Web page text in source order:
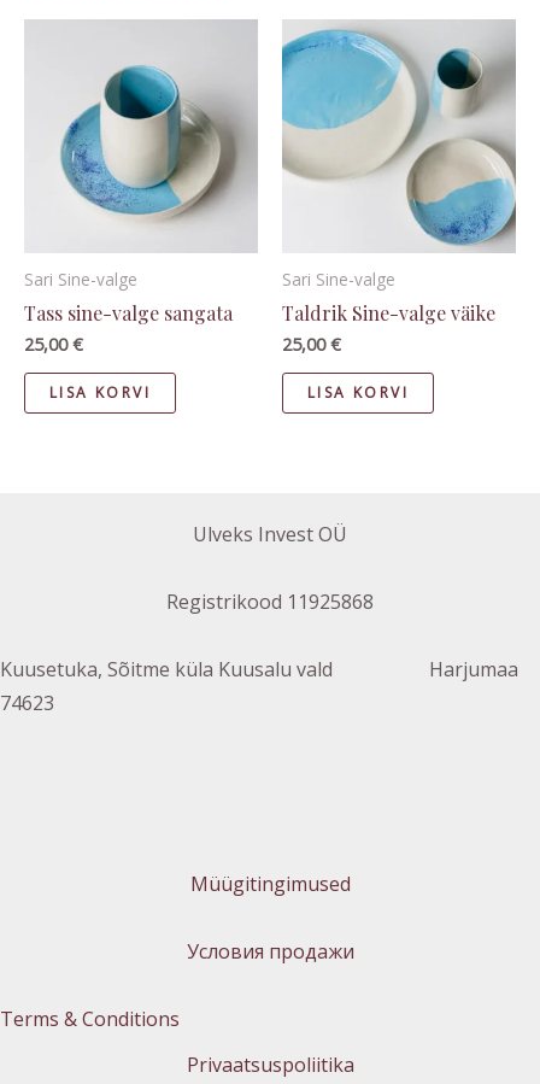
Sari Sine-valge
Tass sine-valge sangata
25,00€
LISA KORVI
Sari Sine-valge
Taldrik Sine-valge väike
25,00€
LISA KORVI
Ulveks Invest OÜ
Registrikood 11925868
Kuusetuka, Sõitme küla Kuusalu vald Harjumaa
74623
Müügitingimused
Условия продажи
Terms & Conditions
Privaatsuspoliitika